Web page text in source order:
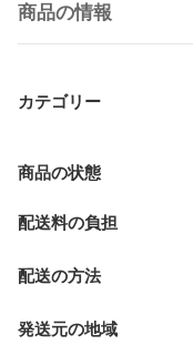
商品の情報
カテゴリー
商品の状態
配送料の負担
配送の方法
発送元の地域